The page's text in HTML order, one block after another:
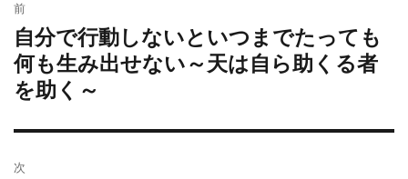
ー
稿
ナ
ビ
ゲ
シ
ョ
前
過
去
の
投
自分で行動しないといつまでたっても
何も生み出せない～天は自ら助くる者
を助く～
次